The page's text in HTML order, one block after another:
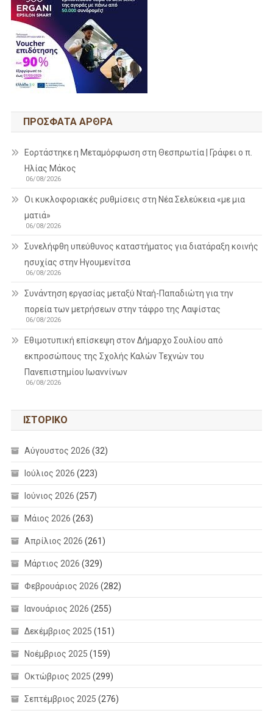
ΠΡΌΣΦΑΤΑ ΆΡΘΡΑ
Εορτάστηκε η Μεταμόρφωση στη Θεσπρωτία | Γράφει ο π.
Ηλίας Μάκος
06/08/2026
Οι κυκλοφοριακές ρυθμίσεις στη Νέα Σελεύκεια «με μια
ματιά»
06/08/2026
Συνελήφθη υπεύθυνος καταστήματος για διατάραξη κοινής
ησυχίας στην Ηγουμενίτσα
06/08/2026
Συνάντηση εργασίας μεταξύ Νταή-Παπαδιώτη για την
πορεία των μετρήσεων στην τάφρο της Λαψίστας
06/08/2026
Εθιμοτυπική επίσκεψη στον Δήμαρχο Σουλίου από
εκπροσώπους της Σχολής Καλών Τεχνών του
Πανεπιστημίου Ιωαννίνων
06/08/2026
ΙΣΤΟΡΙΚΌ
Αύγουστος 2026 (32)
Ιούλιος 2026 (223)
Ιούνιος 2026 (257)
Μάιος 2026 (263)
Απρίλιος 2026 (261)
Μάρτιος 2026 (329)
Φεβρουάριος 2026 (282)
Ιανουάριος 2026 (255)
Δεκέμβριος 2025 (151)
Νοέμβριος 2025 (159)
Οκτώβριος 2025 (299)
Σεπτέμβριος 2025 (276)